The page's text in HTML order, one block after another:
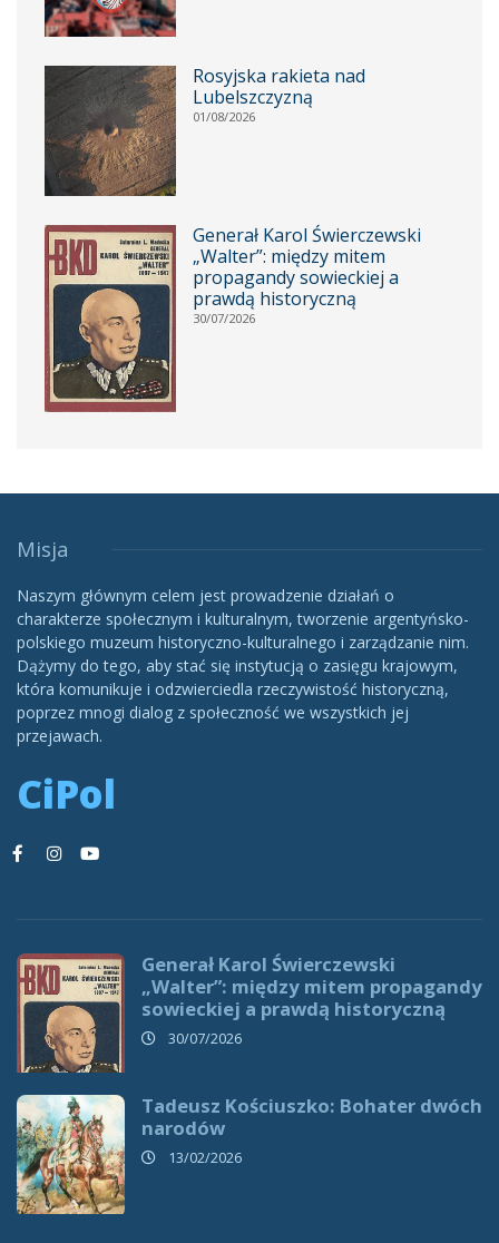
Rosyjska rakieta nad
Lubelszczyzną
01/08/2026
Generał Karol Świerczewski
„Walter”: między mitem
propagandy sowieckiej a
prawdą historyczną
30/07/2026
Misja
Naszym głównym celem jest prowadzenie działań o
charakterze społecznym i kulturalnym, tworzenie argentyńsko-
polskiego muzeum historyczno-kulturalnego i zarządzanie nim.
Dążymy do tego, aby stać się instytucją o zasięgu krajowym,
która komunikuje i odzwierciedla rzeczywistość historyczną,
poprzez mnogi dialog z społeczność we wszystkich jej
przejawach.
CiPol
Generał Karol Świerczewski
„Walter”: między mitem propagandy
sowieckiej a prawdą historyczną
30/07/2026
Tadeusz Kościuszko: Bohater dwóch
narodów
13/02/2026